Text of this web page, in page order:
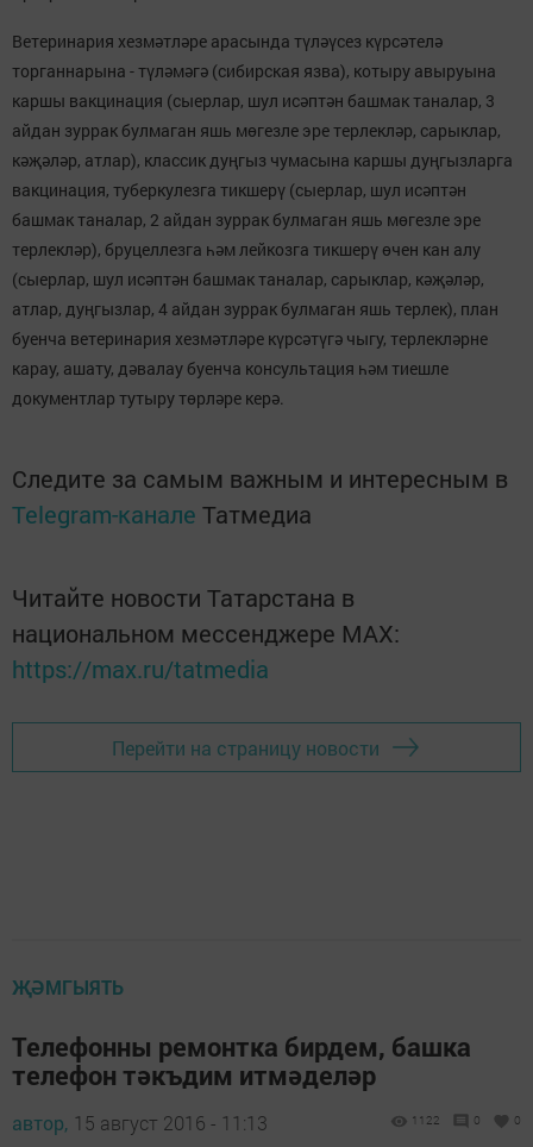
Ветеринария хезмәтләре арасында түләүсез күрсәтелә
торганнарына - түләмәгә (сибирская язва), котыру авыруына
каршы вакцинация (сыерлар, шул исәптән башмак таналар, 3
айдан зуррак булмаган яшь мөгезле эре терлекләр, сарыклар,
кәҗәләр, атлар), классик дуңгыз чумасына каршы дуңгызларга
вакцинация, туберкулезга тикшерү (сыерлар, шул исәптән
башмак таналар, 2 айдан зуррак булмаган яшь мөгезле эре
терлекләр), бруцеллезга һәм лейкозга тикшерү өчен кан алу
(сыерлар, шул исәптән башмак таналар, сарыклар, кәҗәләр,
атлар, дуңгызлар, 4 айдан зуррак булмаган яшь терлек), план
буенча ветеринария хезмәтләре күрсәтүгә чыгу, терлекләрне
карау, ашату, дәвалау буенча консультация һәм тиешле
документлар тутыру төрләре керә.
Следите за самым важным и интересным в
Telegram-канале Татмедиа
Читайте новости Татарстана в
национальном мессенджере MАХ:
https://max.ru/tatmedia
Перейти на страницу новости
ҖӘМГЫЯТЬ
Телефонны ремонтка бирдем, башка
телефон тәкъдим итмәделәр
автор, 15 август 2016 - 11:13 1122 0 0